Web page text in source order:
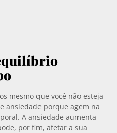
mesmo que você não esteja
ansiedade porque agem na
A ansiedade aumenta
por fim, afetar a sua